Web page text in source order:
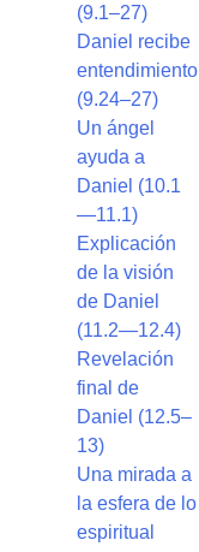
(9.1–27)
Daniel recibe
entendimiento
(9.24–27)
Un ángel
ayuda a
Daniel (10.1
—11.1)
Explicación
de la visión
de Daniel
(11.2—12.4)
Revelación
final de
Daniel (12.5–
13)
Una mirada a
la esfera de lo
espiritual